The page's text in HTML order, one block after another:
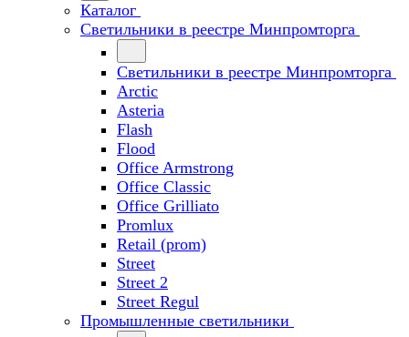
Каталог
Светильники в реестре Минпромторга
Светильники в реестре Минпромторга
Arctic
Asteria
Flash
Flood
Office Armstrong
Office Classic
Office Grilliato
Promlux
Retail (prom)
Street
Street 2
Street Regul
Промышленные светильники